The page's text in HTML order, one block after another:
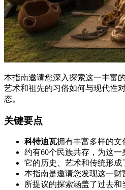
本指南邀请您深入探索这一丰富
艺术和祖先的习俗如何与现代性
态。
关键要点
科特迪瓦拥有丰富多样的文
约有60个民族共存，为这一
它的历史、艺术和传统形成
本指南是邀请您发现这一财
所提议的探索涵盖了过去和